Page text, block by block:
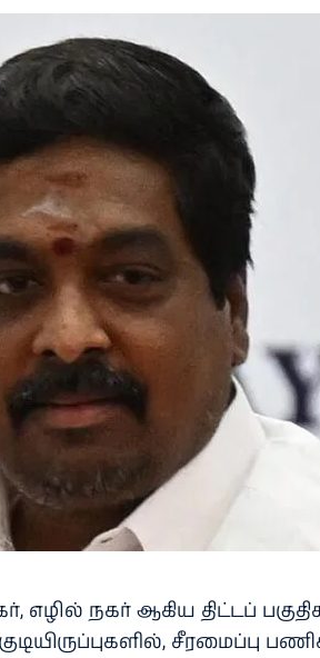
எழில் நகர் ஆகிய திட்டப்
குடியிருப்புகளில், சீரமைப்பு